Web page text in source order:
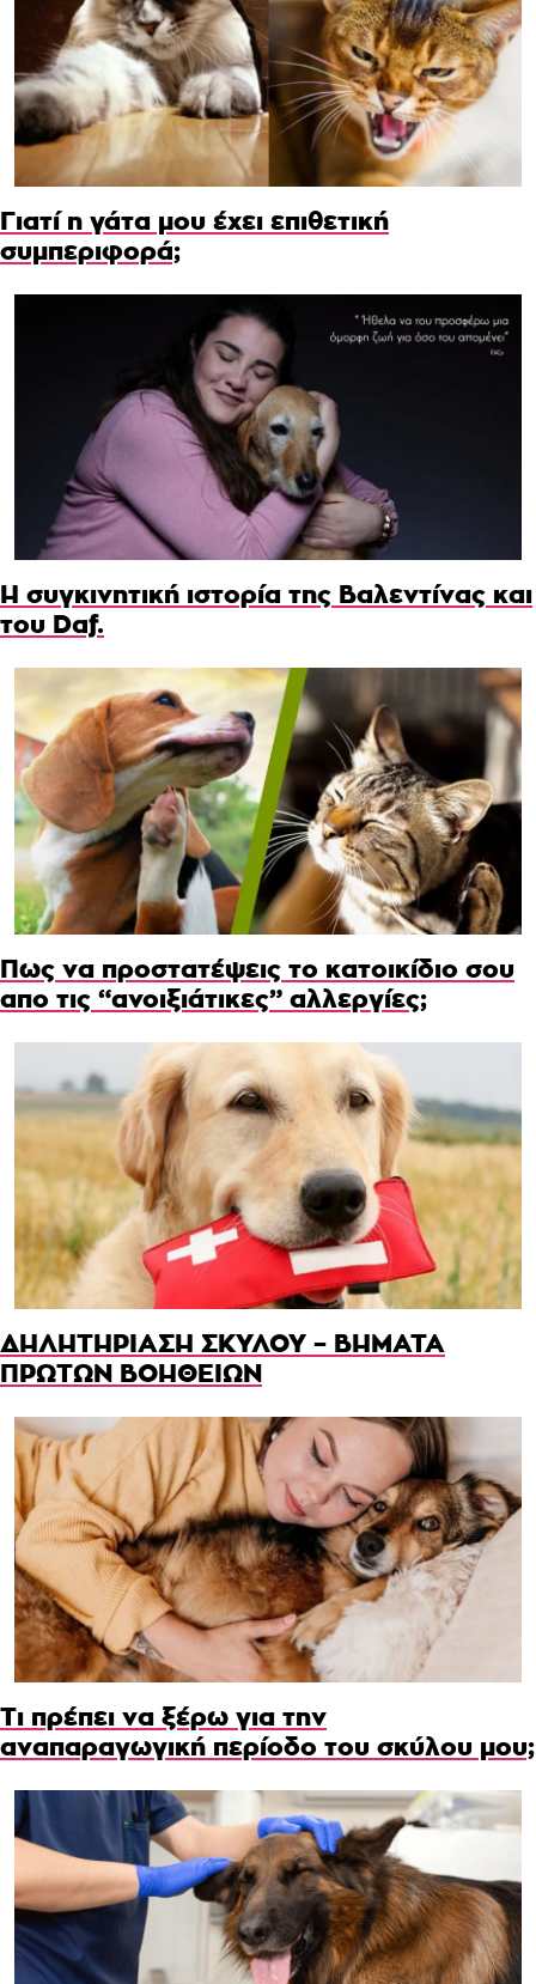
Γιατί η γάτα μου έχει επιθετική
συμπεριφορά;
Η συγκινητική ιστορία της Βαλεντίνας και
του Daf.
Πως να προστατέψεις το κατοικίδιο σου
απο τις “ανοιξιάτικες” αλλεργίες;
ΔΗΛΗΤΗΡΙΑΣΗ ΣΚΥΛΟΥ – ΒΗΜΑΤΑ
ΠΡΩΤΩΝ ΒΟΗΘΕΙΩΝ
Τι πρέπει να ξέρω για την
αναπαραγωγική περίοδο του σκύλου μου;